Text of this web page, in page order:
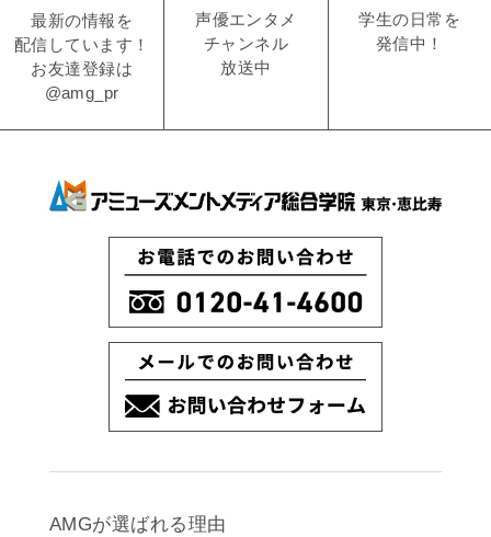
最新の情報を
配信しています！
お友達登録は
@amg_pr
声優エンタメ
チャンネル
放送中
学生の日常を
発信中！
AMGが選ばれる理由